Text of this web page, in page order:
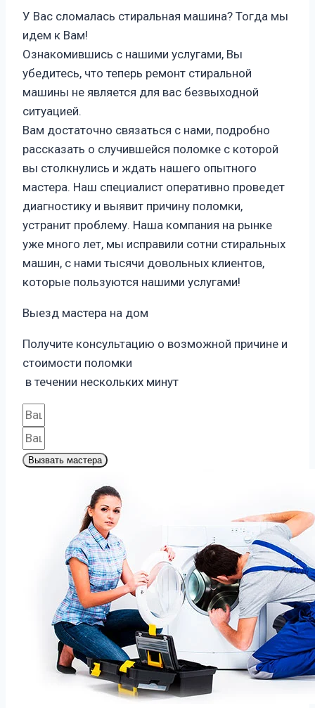
У Вас сломалась стиральная машина? Тогда мы
идем к Вам!
Ознакомившись с нашими услугами, Вы
убедитесь, что теперь ремонт стиральной
машины не является для вас безвыходной
ситуацией.
Вам достаточно связаться с нами, подробно
рассказать о случившейся поломке с которой
вы столкнулись и ждать нашего опытного
мастера. Наш специалист оперативно проведет
диагностику и выявит причину поломки,
устранит проблему. Наша компания на рынке
уже много лет, мы исправили сотни стиральных
машин, с нами тысячи довольных клиентов,
которые пользуются нашими услугами!
Выезд мастера на дом
Получите консультацию о возможной причине и
стоимости поломки
в течении нескольких минут
Вызвать мастера